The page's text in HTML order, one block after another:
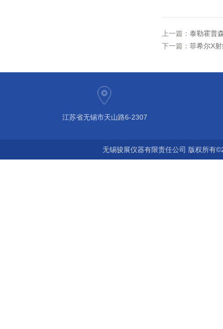
上一篇： 泰勒霍普
下一篇： 菲希尔X
江苏省无锡市天山路6-2307
无锡骏展仪器有限责任公司 版权所有